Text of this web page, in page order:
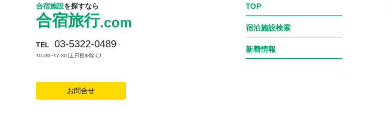
合宿施設を探すなら
合宿旅行.com
TEL 03-5322-0489
10：00~17:30（土日祝を除く）
お問合せ
TOP
宿泊施設検索
新着情報